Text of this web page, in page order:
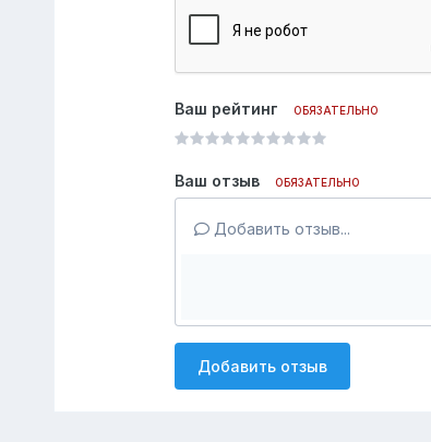
Ваш рейтинг ОБЯЗАТЕЛЬНО
Ваш отзыв ОБЯЗАТЕЛЬНО
Добавить отзыв...
Добавить отзыв